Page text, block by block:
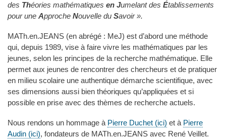
des Théories mathématiques en Jumelant des Établissements
pour une Approche Nouvelle du Savoir ».
MATh.en.JEANS (en abrégé : MeJ) est d’abord une méthode
qui, depuis 1989, vise à faire vivre les mathématiques par les
jeunes, selon les principes de la recherche mathématique. Elle
permet aux jeunes de rencontrer des chercheurs et de pratiquer
en milieu scolaire une authentique démarche scientifique, avec
ses dimensions aussi bien théoriques qu’appliquées et si
possible en prise avec des thèmes de recherche actuels.
Nous rendons un hommage à Pierre Duchet (ici) et à Pierre
Audin (ici), fondateurs de MATh.en.JEANS avec René Veillet.